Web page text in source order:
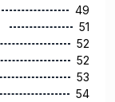
49
51
52
52
53
54